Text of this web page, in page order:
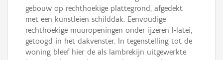
gebouw op rechthoekige plattegrond, afgedekt
met een kunstleien schilddak. Eenvoudige
rechthoekige muuropeningen onder ijzeren I-latei,
getoogd in het dakvenster. In tegenstelling tot de
woning bleef hier de als lambrekijn uitgewerkte